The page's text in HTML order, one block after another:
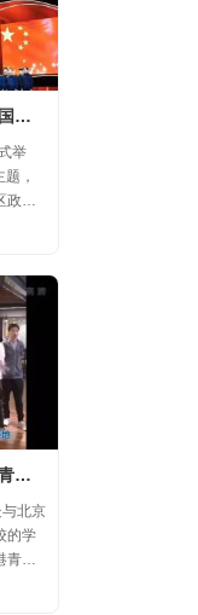
坚守时代使命！氪空间作为海淀国庆游园保障先进代表亮相
举
，
政府
现
事
全国青联与北京市青联组织港澳青年代表参访氪空间
北京
的学
青年
新天